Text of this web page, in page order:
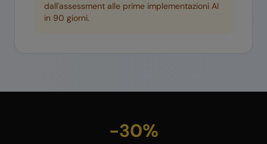
dall'assessment alle prime implementazioni AI
in 90 giorni.
-30%